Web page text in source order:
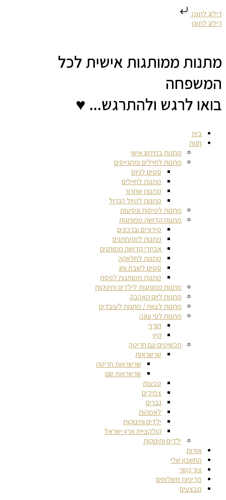
דילוג לתוכן
דילוג לתוכן
מתנות ממותגות אישית לכל
המשפחה
בואו לרגש ולהתרגש... ♥
בית
חנות
מתנות במיתוג אישי
מתנות לחיילים ומתגייסים
סטים לגיוס
מתנות לחיילים
מתנות שחרור
מתנות לטיול הגדול
מתנות לטיסות ונסיעות
מתנות קדושה ממותגות
סידורים וברכונים
מתנות למתחתנים
אביזרי קדושה ממותגים
מתנות לחלאקה
סטים לשבת וחג
מתנות ממותגות לפסח
מתנות ממותגות לילדים ותינוקות
מתנות ליום האהבה
מתנות לצוות / מתנות לעובדים
מתנות לפי עונה
חורף
קיץ
תכשיטים עם חריטה
שרשראות
שרשראות חריטה
שרשראות שם
טבעות
צמידים
גברים
לאמהות
ילדים ותינוקות
קולקציית ארץ ישראל
ילדים ותינוקות
אודות
החשבון שלי
צור קשר
מדיניות משלוחים
מבצעים